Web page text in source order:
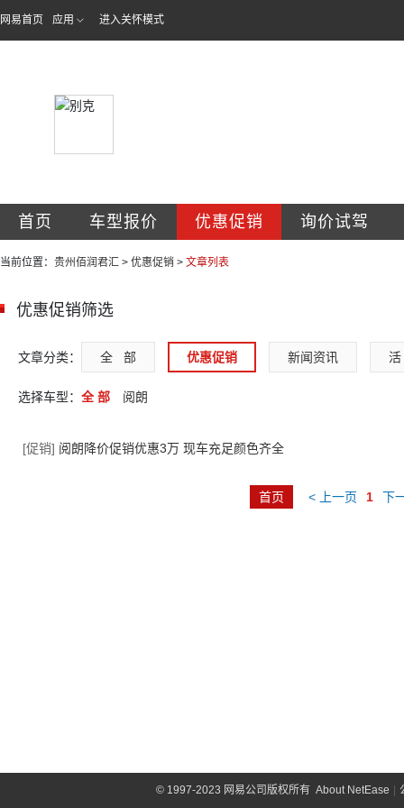
网易首页 应用 进入关怀模式
首页 车型报价 优惠促销 询价试驾
当前位置： 贵州佰润君汇 > 优惠促销 > 文章列表
优惠促销筛选
文章分类： 全   部 优惠促销 新闻资讯 活
选择车型： 全 部 阅朗
[促销] 阅朗降价促销优惠3万 现车充足颜色齐全
首页 < 上一页 1 下
©1997-2023 网易公司版权所有 About NetEase